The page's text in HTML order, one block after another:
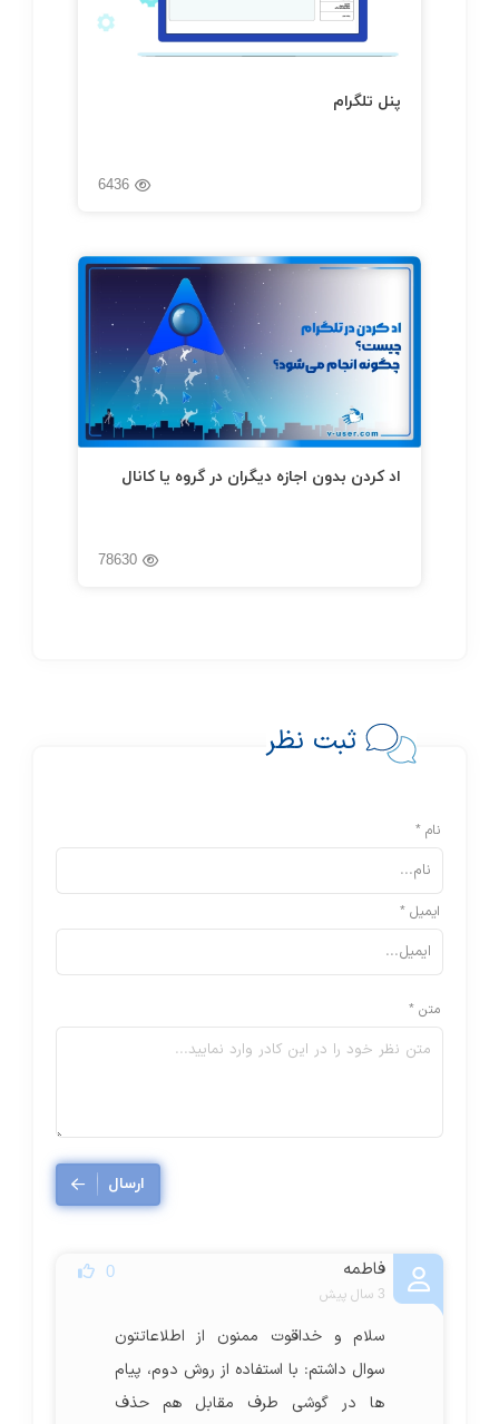
پنل تلگرام
6436
اد کردن بدون اجازه دیگران در گروه یا کانال
78630
ثبت نظر
نام *
ایمیل *
متن *
ارسال
فاطمه
3 سال پیش
0
سلام و خداقوت ممنون از اطلاعاتتون
سوال داشتم: با استفاده از روش دوم، پیام
ها در گوشی طرف مقابل هم حذف